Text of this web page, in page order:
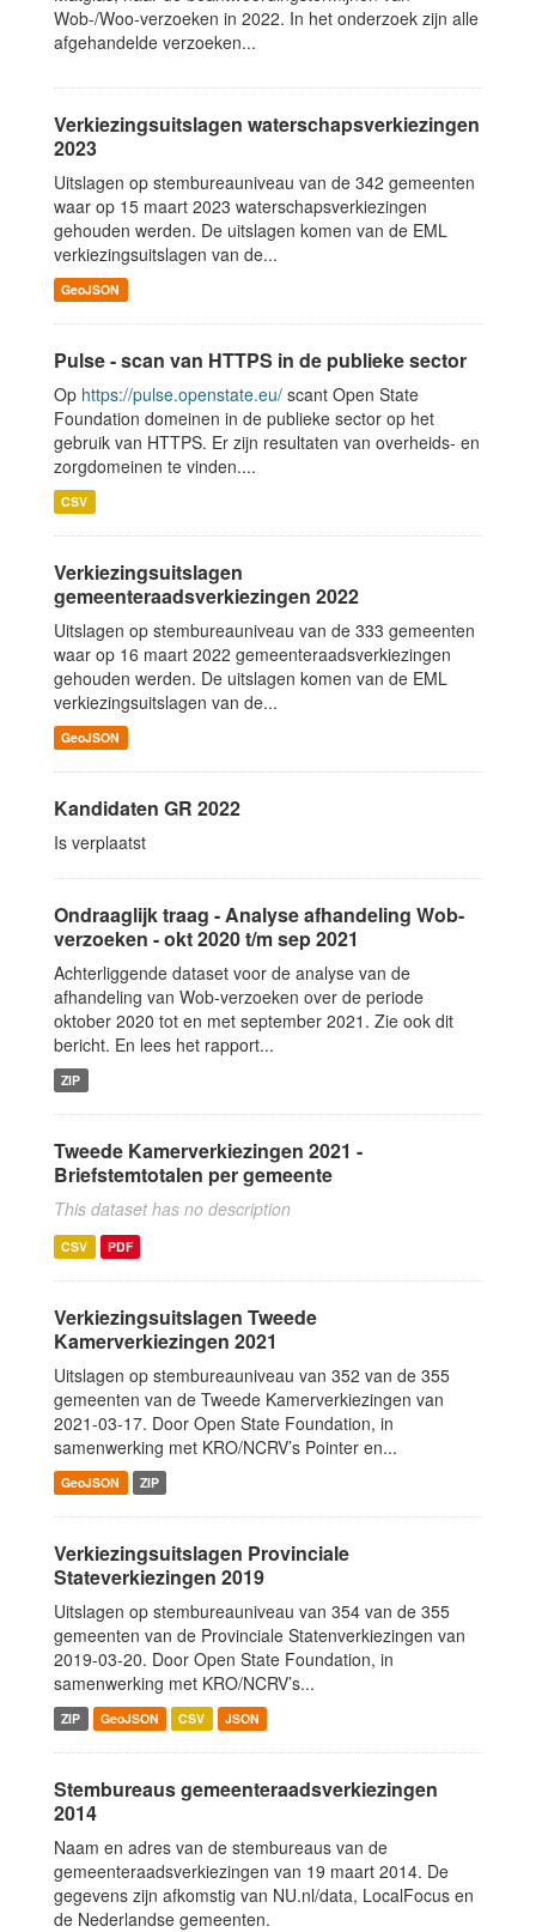
Wob-/Woo-verzoeken in 2022. In het onderzoek zijn alle
afgehandelde verzoeken...
Verkiezingsuitslagen waterschapsverkiezingen
2023
Uitslagen op stembureauniveau van de 342 gemeenten
waar op 15 maart 2023 waterschapsverkiezingen
gehouden werden. De uitslagen komen van de EML
verkiezingsuitslagen van de...
GeoJSON
Pulse - scan van HTTPS in de publieke sector
Op https://pulse.openstate.eu/ scant Open State
Foundation domeinen in de publieke sector op het
gebruik van HTTPS. Er zijn resultaten van overheids- en
zorgdomeinen te vinden....
CSV
Verkiezingsuitslagen
gemeenteraadsverkiezingen 2022
Uitslagen op stembureauniveau van de 333 gemeenten
waar op 16 maart 2022 gemeenteraadsverkiezingen
gehouden werden. De uitslagen komen van de EML
verkiezingsuitslagen van de...
GeoJSON
Kandidaten GR 2022
Is verplaatst
Ondraaglijk traag - Analyse afhandeling Wob-
verzoeken - okt 2020 t/m sep 2021
Achterliggende dataset voor de analyse van de
afhandeling van Wob-verzoeken over de periode
oktober 2020 tot en met september 2021. Zie ook dit
bericht. En lees het rapport...
ZIP
Tweede Kamerverkiezingen 2021 -
Briefstemtotalen per gemeente
This dataset has no description
CSV PDF
Verkiezingsuitslagen Tweede
Kamerverkiezingen 2021
Uitslagen op stembureauniveau van 352 van de 355
gemeenten van de Tweede Kamerverkiezingen van
2021-03-17. Door Open State Foundation, in
samenwerking met KRO/NCRV’s Pointer en...
GeoJSON ZIP
Verkiezingsuitslagen Provinciale
Stateverkiezingen 2019
Uitslagen op stembureauniveau van 354 van de 355
gemeenten van de Provinciale Statenverkiezingen van
2019-03-20. Door Open State Foundation, in
samenwerking met KRO/NCRV’s...
ZIP GeoJSON CSV JSON
Stembureaus gemeenteraadsverkiezingen
2014
Naam en adres van de stembureaus van de
gemeenteraadsverkiezingen van 19 maart 2014. De
gegevens zijn afkomstig van NU.nl/data, LocalFocus en
de Nederlandse gemeenten.